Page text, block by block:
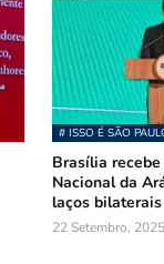
# ISSO É SÃO
Brasília
Nacional da
laços bilaterais
22 Setembro, 2025